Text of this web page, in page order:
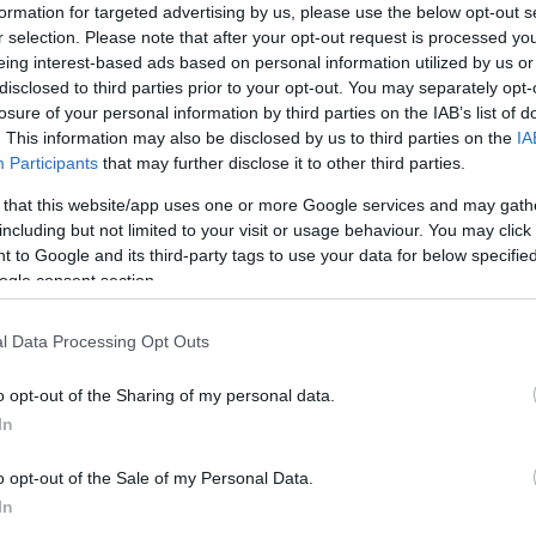
for targeted advertising by us, please use the below opt-out
selection. Please note that after your opt-out request is processed
interest-based ads based on personal information utilized by us
to third parties prior to your opt-out. You may separately
of your personal information by third parties on the IAB’s list of
This information may also be disclosed by us to third parties on the
Participants that may further disclose it to other third parties.
that this website/app uses one or more Google services and may
but not limited to your visit or usage behaviour. You may
to Google and its third-party tags to use your data for below
consent section.
Data Processing Opt Outs
opt-out of the Sharing of my personal data.
opt-out of the Sale of my Personal Data.
Σάββατο 8 Μαΐου ανοίγουν οι οργανωμένες
το ποσοστό εμβαδού ανά πελάτη για τα
άνω των 500 τμ.
10 Μαΐου ανοίγουν Δημοτικά, Γυμνάσια και
self test κάθε Δευτέρα και Πέμπτη, καθώς και
10 Μαΐου ξεκινά η δια ζώσης διδασκαλία στα
για τις πανελλαδικές εξετάσεις και ξένων
διπλωμάτων.
Μαΐου ανοίγουν τα δημόσια θεάματα και
χώρους με μόνο καθήμενους και με 50%
Μαΐου ανοίγουν τα ωδεία
Μαΐου ανοίγουν οι βρεφονηπιακοι σταθμοί